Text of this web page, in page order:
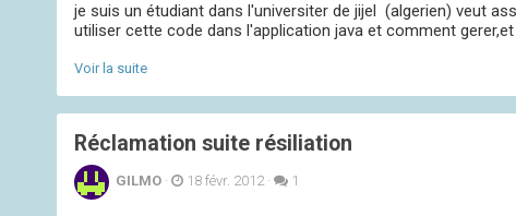
je suis un étudiant dans l'universiter de jijel (algerien) veut
utiliser cette code dans l'application java et comment gerer,et
Voir la suite
Réclamation suite résiliation
GILMO · 18 févr. 2012· 1